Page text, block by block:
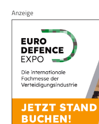
Anzeige